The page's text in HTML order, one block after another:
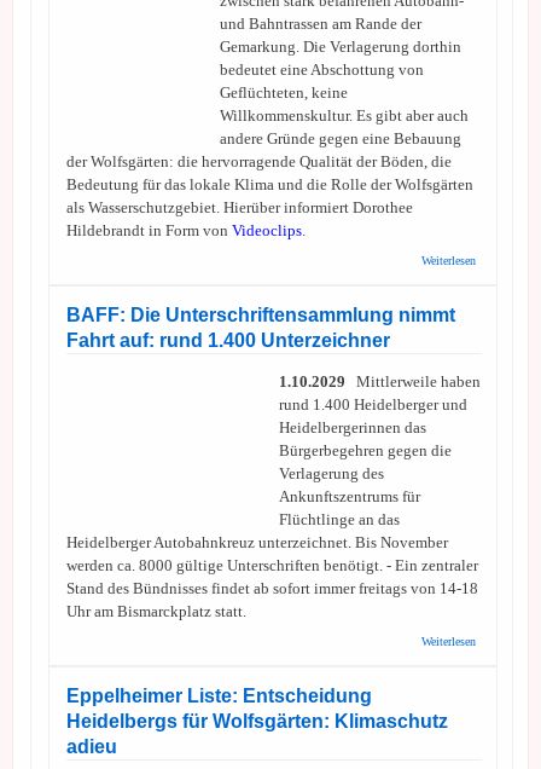
und Bahntrassen am Rande der
Gemarkung. Die Verlagerung dorthin
bedeutet eine Abschottung von
Geflüchteten, keine
Willkommenskultur. Es gibt aber auch
andere Gründe gegen eine Bebauung
der Wolfsgärten: die hervorragende Qualität der Böden, die
Bedeutung für das lokale Klima und die Rolle der Wolfsgärten
als Wasserschutzgebiet. Hierüber informiert Dorothee
Hildebrandt in Form von Videoclips.
Weiterlesen
BAFF: Die Unterschriftensammlung nimmt
Fahrt auf: rund 1.400 Unterzeichner
1.10.2029 Mittlerweile haben
rund 1.400 Heidelberger und
Heidelbergerinnen das
Bürgerbegehren gegen die
Verlagerung des
Ankunftszentrums für
Flüchtlinge an das
Heidelberger Autobahnkreuz unterzeichnet. Bis November
werden ca. 8000 gültige Unterschriften benötigt. - Ein zentraler
Stand des Bündnisses findet ab sofort immer freitags von 14-18
Uhr am Bismarckplatz statt.
Weiterlesen
Eppelheimer Liste: Entscheidung
Heidelbergs für Wolfsgärten: Klimaschutz
adieu